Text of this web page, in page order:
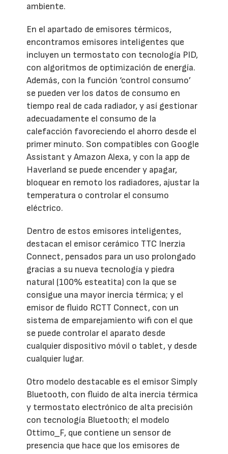
ambiente.
En el apartado de emisores térmicos,
encontramos emisores inteligentes que
incluyen un termostato con tecnología PID,
con algoritmos de optimización de energía.
Además, con la función ‘control consumo’
se pueden ver los datos de consumo en
tiempo real de cada radiador, y así gestionar
adecuadamente el consumo de la
calefacción favoreciendo el ahorro desde el
primer minuto. Son compatibles con Google
Assistant y Amazon Alexa, y con la app de
Haverland se puede encender y apagar,
bloquear en remoto los radiadores, ajustar la
temperatura o controlar el consumo
eléctrico.
Dentro de estos emisores inteligentes,
destacan el emisor cerámico TTC Inerzia
Connect, pensados para un uso prolongado
gracias a su nueva tecnología y piedra
natural (100% esteatita) con la que se
consigue una mayor inercia térmica; y el
emisor de fluido RCTT Connect, con un
sistema de emparejamiento wifi con el que
se puede controlar el aparato desde
cualquier dispositivo móvil o tablet, y desde
cualquier lugar.
Otro modelo destacable es el emisor Simply
Bluetooth, con fluido de alta inercia térmica
y termostato electrónico de alta precisión
con tecnología Bluetooth; el modelo
Ottimo_F, que contiene un sensor de
presencia que hace que los emisores de